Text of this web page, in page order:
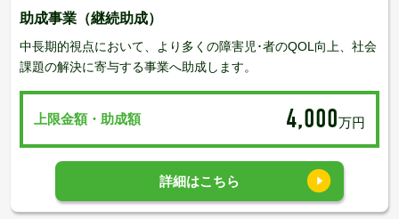
助成事業（継続助成）
中長期的視点において、より多くの障害児･者のQOL向上、社会
課題の解決に寄与する事業へ助成します。
上限金額・助成額 4,000万円
詳細はこちら